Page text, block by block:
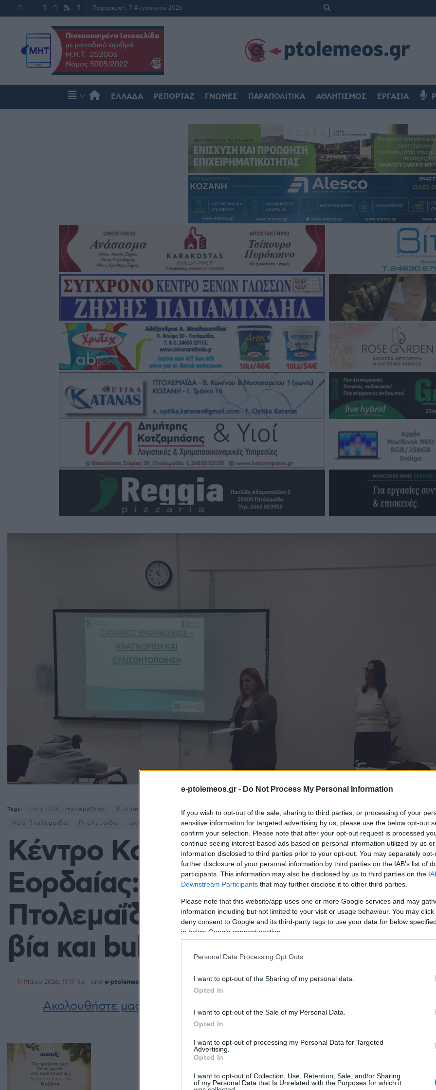
e-ptolemeos.gr - Do Not Process My Personal Information
If you wish to opt-out of the sale, sharing to third parties, or processing of your
sensitive information for targeted advertising by us, please use the below opt-out
confirm your selection. Please note that after your opt-out request is processed
continue seeing interest-based ads based on personal information utilized by us
information disclosed to third parties prior to your opt-out. You may separately
further disclosure of your personal information by third parties on the IAB’s list of
participants. This information may also be disclosed by us to third parties on the
Downstream Participants that may further disclose it to other third parties.
Please note that this website/app uses one or more Google services and may
information including but not limited to your visit or usage behaviour. You may
deny consent to Google and its third-party tags to use your data for below
in below Google consent section.
Personal Data Processing Opt Outs
I want to opt-out of the Sharing of my personal data.
Opted In
I want to opt-out of the Sale of my Personal Data.
Opted In
I want to opt-out of processing my Personal Data for Targeted
Advertising.
Opted In
I want to opt-out of Collection, Use, Retention, Sale, and/or Sharing
of my Personal Data that Is Unrelated with the Purposes for which it
Παρασκευή, 7 Αυγούστου 2026
ΕΛΛΆΔΑ ΡΕΠΟΡΤΆΖ ΓΝΏΜΕΣ ΠΑΡΑΠΟΛΙΤΙΚΆ ΑΘΛΗΤΙΣΜΌΣ ΕΡΓΑΣΊΑ
Tags: 2ο ΕΠΑΛ Πτολεμαΐδας Bullying Δήμος Εορδαίας Ειδήσεις Πτολεμαΐδα ενδοοικογενειακή βία
μαθητές
Νέα Πτολεμαΐδα
Πτολεμαΐδα σχολεία
Κέντρο Κοινότητας Δήμου
Εορδαίας: Ενημέρωση στο 2ο
Πτολεμαΐδας για
βία και bulling
11 Μαΐου 2026, 11:17 πμ από e-ptolemeos team Κοινωνία,Τοπική Επικαιρότητα Reading
Ακολουθήστε μας στο Google News και μάθετε πρώτοι όλες τις